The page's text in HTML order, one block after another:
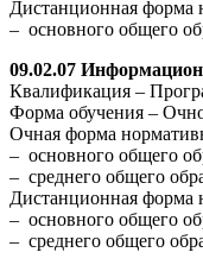
Дистанционная форма
– основного общего
09.02.07
Квалификация –
Форма обучения –
Очная форма
– основного общего
– среднего общего
Дистанционная форма
– основного общего
– среднего общего